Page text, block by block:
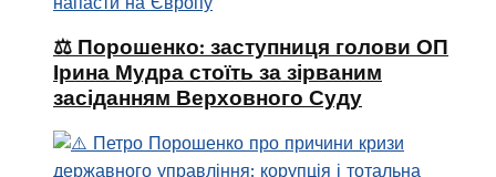
⚖️ Порошенко: заступниця голови ОП
Ірина Мудра стоїть за зірваним
засіданням Верховного Суду